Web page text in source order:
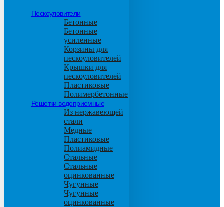
Пескоуловители
Бетонные
Бетонные
усиленные
Корзины для
пескоуловителей
Крышки для
пескоуловителей
Пластиковые
Полимербетонные
Решетки водоприемные
Из нержавеющей
стали
Медные
Пластиковые
Полиамидные
Стальные
Стальные
оцинкованные
Чугунные
Чугунные
оцинкованные